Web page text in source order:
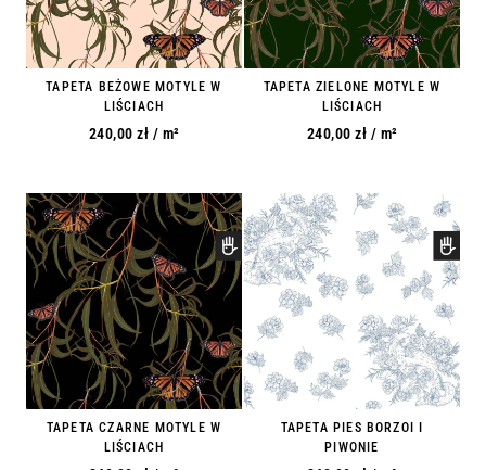
TAPETA BEŻOWE MOTYLE W
LIŚCIACH
240,00 zł / m²
TAPETA ZIELONE MOTYLE W
LIŚCIACH
240,00 zł / m²
TAPETA CZARNE MOTYLE W
LIŚCIACH
TAPETA PIES BORZOI I
PIWONIE